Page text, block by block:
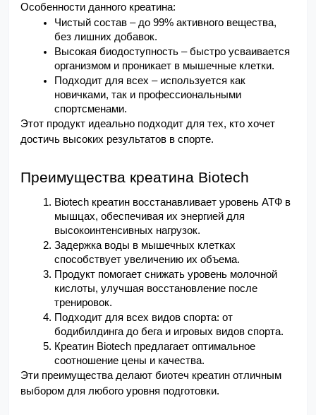
Особенности данного креатина:
Чистый состав – до 99% активного вещества,
без лишних добавок.
Высокая биодоступность – быстро усваивается
организмом и проникает в мышечные клетки.
Подходит для всех – используется как
новичками, так и профессиональными
спортсменами.
Этот продукт идеально подходит для тех, кто хочет
достичь высоких результатов в спорте.
Преимущества креатина Biotech
Biotech креатин восстанавливает уровень АТФ в
мышцах, обеспечивая их энергией для
высокоинтенсивных нагрузок.
Задержка воды в мышечных клетках
способствует увеличению их объема.
Продукт помогает снижать уровень молочной
кислоты, улучшая восстановление после
тренировок.
Подходит для всех видов спорта: от
бодибилдинга до бега и игровых видов спорта.
Креатин Biotech предлагает оптимальное
соотношение цены и качества.
Эти преимущества делают биотеч креатин отличным
выбором для любого уровня подготовки.